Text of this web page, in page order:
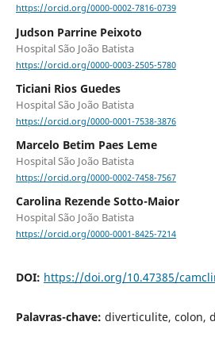
https://orcid.org/0000-0002-7816-0739
Judson Parrine Peixoto
Hospital São João Batista
https://orcid.org/0000-0003-2505-5780
Ticiani Rios Guedes
Hospital São João Batista
https://orcid.org/0000-0001-7538-3876
Marcelo Betim Paes Leme
Hospital São João Batista
https://orcid.org/0000-0002-7458-7567
Carolina Rezende Sotto-Maior
Hospital São João Batista
https://orcid.org/0000-0001-8425-7214
DOI: https://doi.org/10.47385/
Palavras-chave: diverticulite, colon,